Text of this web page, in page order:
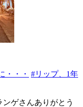
・・・ #リップ、1年
ゲさんありがとう